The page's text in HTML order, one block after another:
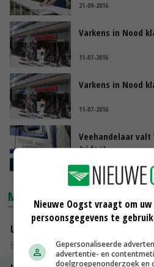
21-09-2016
Varkens in Nood
11-07-2016
Varkens in Nood
11-07-2016
Veehandelaar valt
(video)
MARKTPRIJZEN
Uitbetaalprijs DCA BestPigletPrice
Biggen weekprijzen
Nieuwe Oogst vraagt om
persoonsgegevens te
Gepersonaliseerde
advertentie- en
doelgroepenonderzoek en